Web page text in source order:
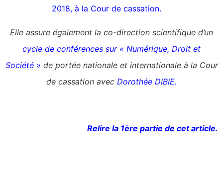
2018, à la Cour de cassation.
Elle assure également la co-direction scientifique d’un
cycle de conférences sur « Numérique, Droit et
Société » de portée nationale et internationale à la Cour
de cassation avec Dorothée DIBIE.
Relire la 1ère partie de cet article.